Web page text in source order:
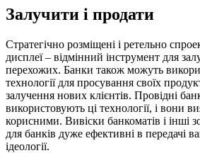
Залучити і продати
Стратегічно розміщені і ретельно
дисплеї – відмінний інструмент для
перехожих. Банки також можуть
технології для просування своїх
залучення нових клієнтів. Провідні
використовують ці технології, і вони
корисними. Вивіски банкоматів і інші
для банків дуже ефективні в передачі
ідеології.